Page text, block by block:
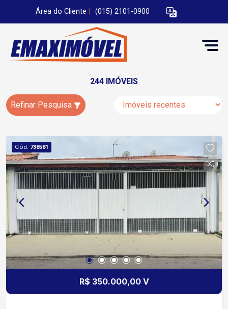
Área do Cliente (015) 2101-0900
244 IMÓVEIS
Refinar Pesquisa
Cód. 738581
R$ 350.000,00 V